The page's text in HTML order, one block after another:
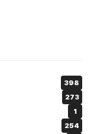
398
273
1
254